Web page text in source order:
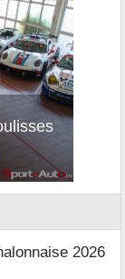
2026